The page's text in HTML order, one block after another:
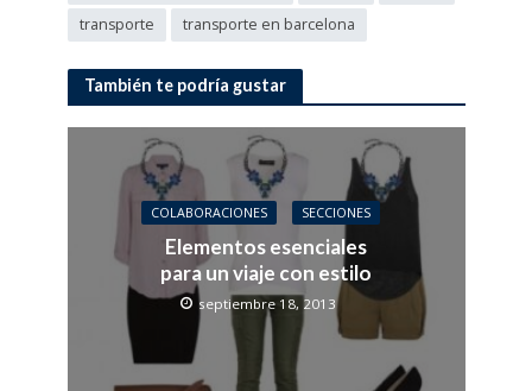
transporte
transporte en barcelona
También te podría gustar
COLABORACIONES SECCIONES
Elementos esenciales
para un viaje con estilo
septiembre 18, 2013